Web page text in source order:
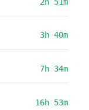
3h 40m
7h 34m
16h 53m